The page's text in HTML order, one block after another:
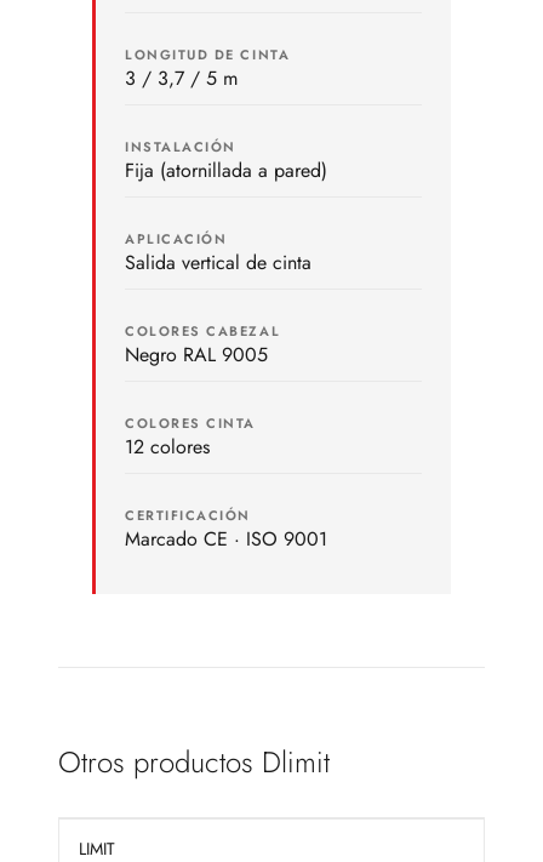
LONGITUD DE CINTA
3 / 3,7 / 5 m
INSTALACIÓN
Fija (atornillada a pared)
APLICACIÓN
Salida vertical de cinta
COLORES CABEZAL
Negro RAL 9005
COLORES CINTA
12 colores
CERTIFICACIÓN
Marcado CE · ISO 9001
Otros productos Dlimit
LIMIT